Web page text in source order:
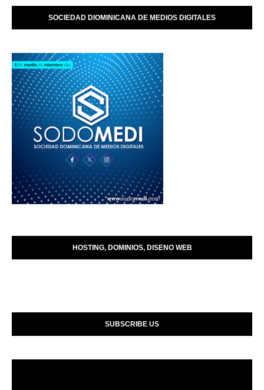
SOCIEDAD DIOMINICANA DE MEDIOS DIGITALES
HOSTING, DOMINIOS, DISENO WEB
SUBSCRIBE US